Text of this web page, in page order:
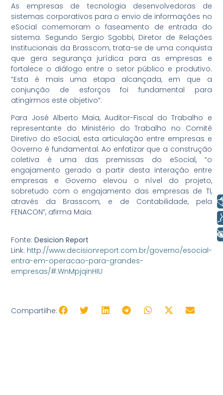
As empresas de tecnologia desenvolvedoras de
sistemas corporativos para o envio de informações no
eSocial comemoram o faseamento de entrada do
sistema. Segundo Sergio Sgobbi, Diretor de Relações
Institucionais da Brasscom, trata-se de uma conquista
que gera segurança jurídica para as empresas e
fortalece o diálogo entre o setor público e produtivo.
“Esta é mais uma etapa alcançada, em que a
conjunção de esforços foi fundamental para
atingirmos este objetivo”.
Para José Alberto Maia, Auditor-Fiscal do Trabalho e
representante do Ministério do Trabalho no Comitê
Diretivo do eSocial, esta articulação entre empresas e
Governo é fundamental. Ao enfatizar que a construção
coletiva é uma das premissas do eSocial, “o
engajamento gerado a partir desta interação entre
empresas e Governo elevou o nível do projeto,
sobretudo com o engajamento das empresas de TI,
através da Brasscom, e de Contabilidade, pela
FENACON”, afirma Maia.
Fonte:Desicion Report
Link: http://www.decisionreport.com.br/governo/esocial-
entra-em-operacao-para-grandes-
empresas/#.WnMpjqinHIU
Compartilhe:
Libras